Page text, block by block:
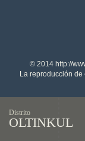
© 2014 http://
La reproducción
Distrito
OLTINKUL